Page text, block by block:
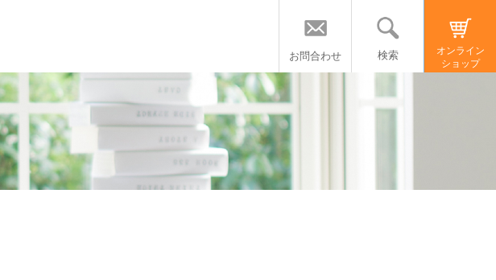
お問合わせ
検索
オンライン
ショップ